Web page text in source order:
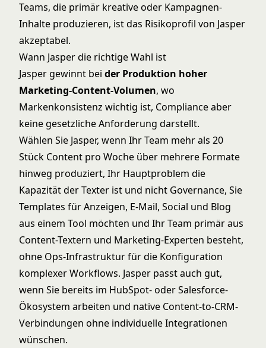
Teams, die primär kreative oder Kampagnen-
Inhalte produzieren, ist das Risikoprofil von Jasper
akzeptabel.
Wann Jasper die richtige Wahl ist
Jasper gewinnt bei der Produktion hoher
Marketing-Content-Volumen, wo
Markenkonsistenz wichtig ist, Compliance aber
keine gesetzliche Anforderung darstellt.
Wählen Sie Jasper, wenn Ihr Team mehr als 20
Stück Content pro Woche über mehrere Formate
hinweg produziert, Ihr Hauptproblem die
Kapazität der Texter ist und nicht Governance, Sie
Templates für Anzeigen, E-Mail, Social und Blog
aus einem Tool möchten und Ihr Team primär aus
Content-Textern und Marketing-Experten besteht,
ohne Ops-Infrastruktur für die Konfiguration
komplexer Workflows. Jasper passt auch gut,
wenn Sie bereits im HubSpot- oder Salesforce-
Ökosystem arbeiten und native Content-to-CRM-
Verbindungen ohne individuelle Integrationen
wünschen.